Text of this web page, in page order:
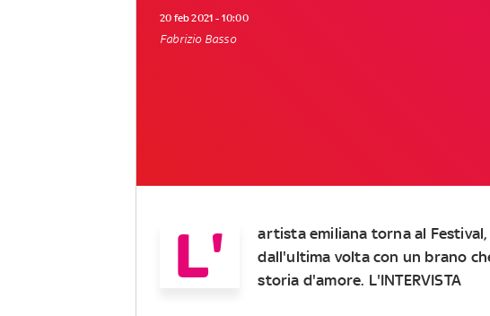
20 feb 2021 - 10:00
Fabrizio Basso
L'
artista emiliana torna al
dall'ultima volta con un brano
storia d'amore. L'INTERVISTA